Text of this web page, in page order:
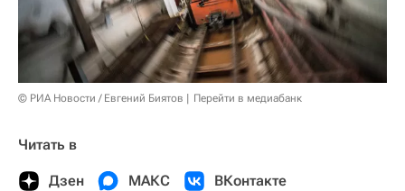
© РИА Новости / Евгений Биятов Перейти в медиабанк
Читать в
Дзен МАКС ВКонтакте